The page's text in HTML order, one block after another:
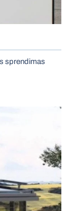
sprendimas